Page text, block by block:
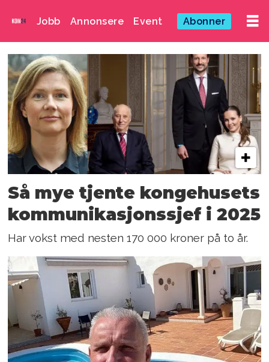
Jobb Annonsere Event Abonner
Emne:
kongehuset
Så mye tjente kongehusets
kommunikasjonssjef i 2025
Har vokst med nesten 170 000 kroner på to år.